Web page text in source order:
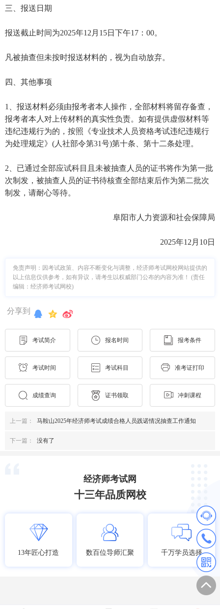
三、报送日期
报送截止时间为2025年12月15日下午17：00。
凡被抽查但未按时报送材料的，视为自动放弃。
四、其他事项
1、报送材料必须由报考者本人操作，全部材料将留存备查，
报考者本人对上传材料的真实性负责。如有提供虚假材料等
违纪违规行为的，按照《专业技术人员资格考试违纪违规行
为处理规定》(人社部令第31号)第十条、第十二条处理。
2、已通过全部应试科目且未被抽查人员的证书将作为第一批
次制发，被抽查人员的证书待核查全部结束后作为第二批次
制发，请耐心等待。
阜阳市人力资源和社会保障局
2025年12月10日
免责声明：因考试政策、内容不断变化与调整，经济师考试网校网站提供的
以上信息仅供参考，如有异议，请考生以权威部门公布的内容为准！ (责任
编辑：经济师考试网校)
分享到
考试简介 报名时间 报考条件
考试时间 考试科目 准考证打印
成绩查询 证书领取 冲刺课程
上一篇： 马鞍山2025年经济师考试成绩合格人员践诺情况抽查工作通知
下一篇： 没有了
经济师考试网
十三年品质网校
13年匠心打造 数百位导师汇聚 千万学员选择